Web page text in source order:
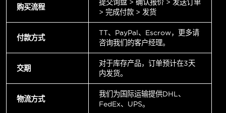
购买流程
提交询盘 > 确认报价 > 发送订单
> 完成付款 > 发货
付款方式
TT、PayPal、Escrow，更多请
咨询我们的客户经理。
交期
对于库存产品，订单预计在3天
内发货。
物流方式
我们为国际运输提供DHL、
FedEx、UPS。